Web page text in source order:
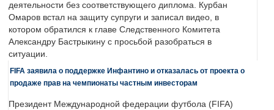
деятельности без соответствующего диплома. Курбан
Омаров встал на защиту супруги и записал видео, в
котором обратился к главе Следственного Комитета
Александру Бастрыкину с просьбой разобраться в
ситуации.
FIFA заявила о поддержке Инфантино и отказалась от проекта о
продаже прав на чемпионаты частным инвесторам
Президент Международной федерации футбола (FIFA)